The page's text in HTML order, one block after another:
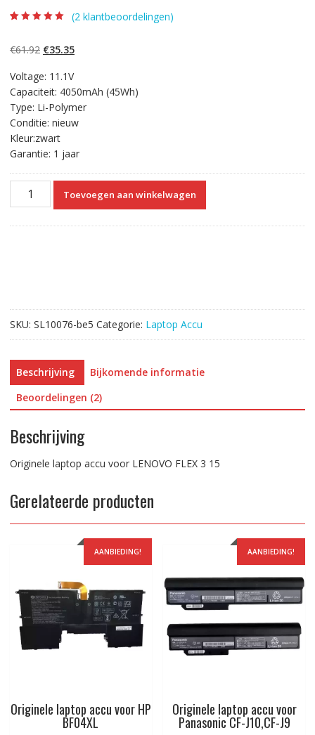
gebaseerd op
klantbeoordelinge
(2 klantbeoordelingen)
€61.92 Oorspronkelijke
was:
€61.92.
€35.35Huidige
€35.35.
Voltage: 11.1V
Capaciteit: 4050mAh (45Wh)
Type: Li-Polymer
Conditie: nieuw
Kleur:zwart
Garantie: 1 jaar
Originele
aantal
Toevoegen aan winkelwagen
SKU: SL10076-be5 Categorie: Laptop Accu
Beschrijving
Bijkomende informatie
Beoordelingen (2)
Beschrijving
Originele laptop accu voor LENOVO FLEX 3 15
Gerelateerde producten
AANBIEDING!
Originele laptop accu voor HP
BF04XL
AANBIEDING!
Originele laptop accu voor
Panasonic CF-J10,CF-J9